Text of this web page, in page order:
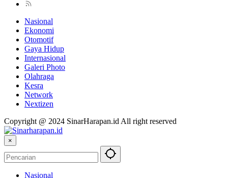
Nasional
Ekonomi
Otomotif
Gaya Hidup
Internasional
Galeri Photo
Olahraga
Kesra
Network
Nextizen
Copyright @ 2024 SinarHarapan.id All right reserved
×
Nasional